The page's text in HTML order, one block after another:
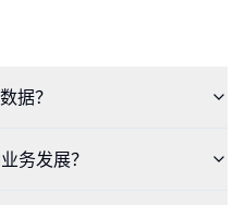
据？
务发展？